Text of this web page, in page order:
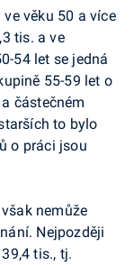
věku 50 a více
tis. a ve
54 let se jedná
55-59 let o
částečném
to bylo
o práci jsou
nemůže
Nejpozději
tis., tj.